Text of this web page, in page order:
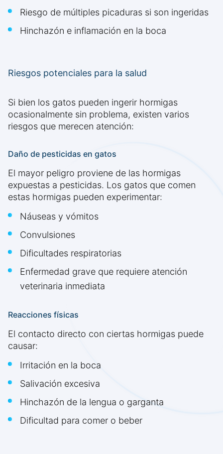
Riesgo de múltiples picaduras si son ingeridas
Hinchazón e inflamación en la boca
Riesgos potenciales para la salud
Si bien los gatos pueden ingerir hormigas
ocasionalmente sin problema, existen varios
riesgos que merecen atención:
Daño de pesticidas en gatos
El mayor peligro proviene de las hormigas
expuestas a pesticidas. Los gatos que comen
estas hormigas pueden experimentar:
Náuseas y vómitos
Convulsiones
Dificultades respiratorias
Enfermedad grave que requiere atención
veterinaria inmediata
Reacciones físicas
El contacto directo con ciertas hormigas puede
causar:
Irritación en la boca
Salivación excesiva
Hinchazón de la lengua o garganta
Dificultad para comer o beber